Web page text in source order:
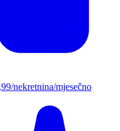
nekretnina/mjesečno